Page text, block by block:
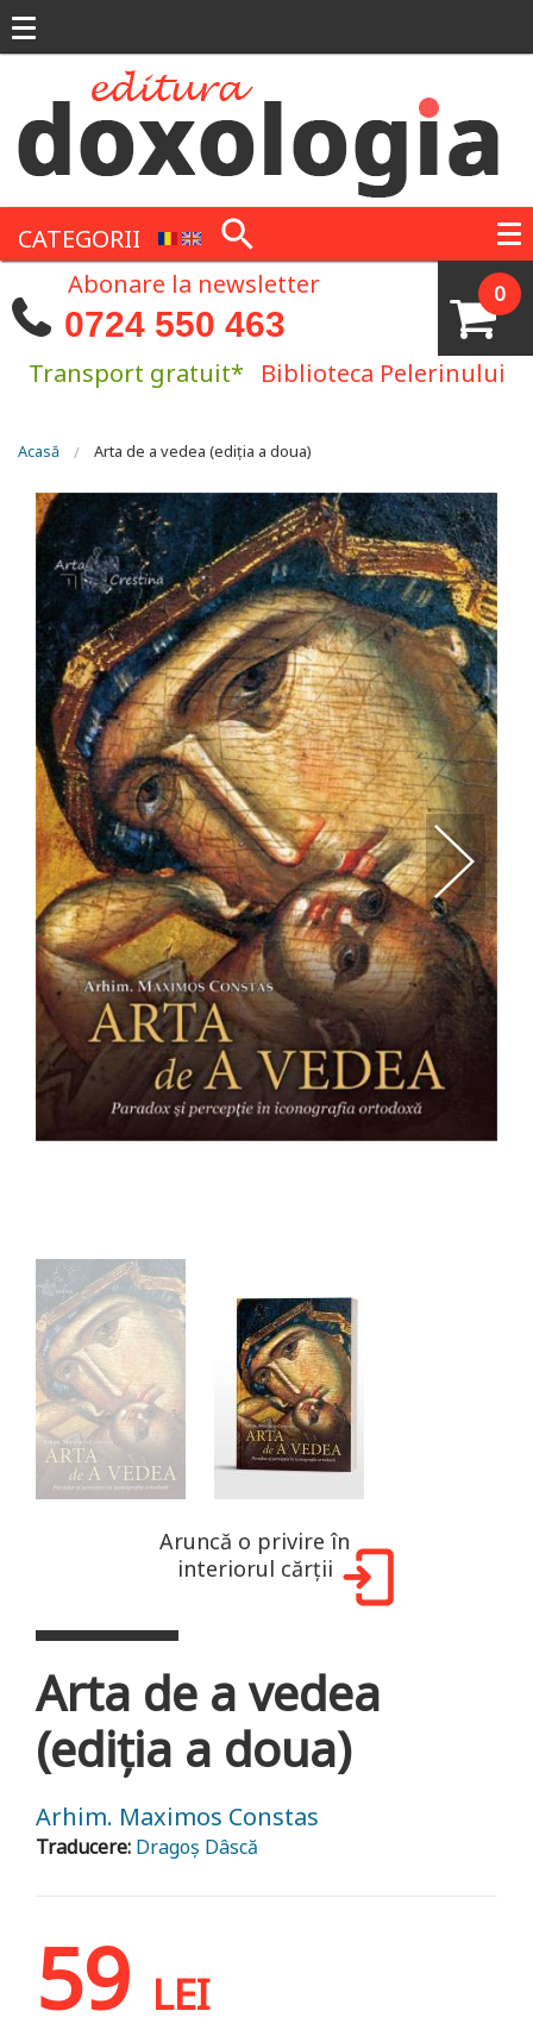
CATEGORII
0
Abonare la newsletter
0724 550 463
Transport gratuit* Biblioteca Pelerinului
Eşti aici
Acasă Arta de a vedea (ediția a doua)
Aruncă o privire în
interiorul cărții
Arta de a vedea
(ediția a doua)
Arhim. Maximos Constas
Traducere: Dragoș Dâscă
59 LEI